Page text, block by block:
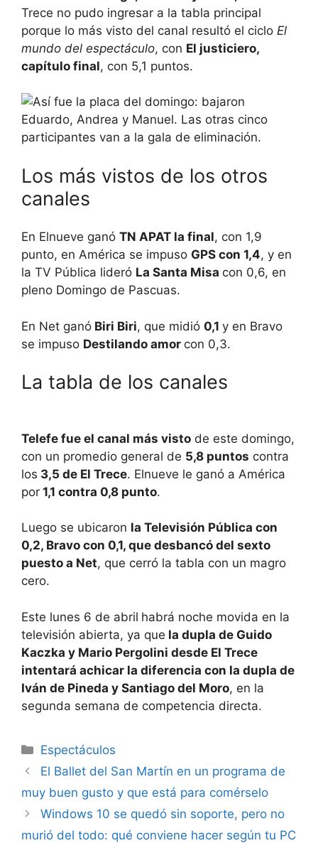
Trece no pudo ingresar a la tabla principal
porque lo más visto del canal resultó el ciclo El
mundo del espectáculo, con El justiciero,
capítulo final, con 5,1 puntos.
Los más vistos de los otros
canales
En Elnueve ganó TN APAT la final, con 1,9
punto, en América se impuso GPS con 1,4, y en
la TV Pública lideró La Santa Misa con 0,6, en
pleno Domingo de Pascuas.
En Net ganó Biri Biri, que midió 0,1 y en Bravo
se impuso Destilando amor con 0,3.
La tabla de los canales
Telefe fue el canal más visto de este domingo,
con un promedio general de 5,8 puntos contra
los 3,5 de El Trece. Elnueve le ganó a América
por 1,1 contra 0,8 punto.
Luego se ubicaron la Televisión Pública con
0,2, Bravo con 0,1, que desbancó del sexto
puesto a Net, que cerró la tabla con un magro
cero.
Este lunes 6 de abril habrá noche movida en la
televisión abierta, ya que la dupla de Guido
Kaczka y Mario Pergolini desde El Trece
intentará achicar la diferencia con la dupla de
Iván de Pineda y Santiago del Moro, en la
segunda semana de competencia directa.
Espectáculos
El Ballet del San Martín en un programa de
muy buen gusto y que está para comérselo
Windows 10 se quedó sin soporte, pero no
murió del todo: qué conviene hacer según tu PC